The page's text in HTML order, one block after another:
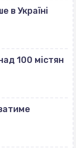
в Україні
100 містян